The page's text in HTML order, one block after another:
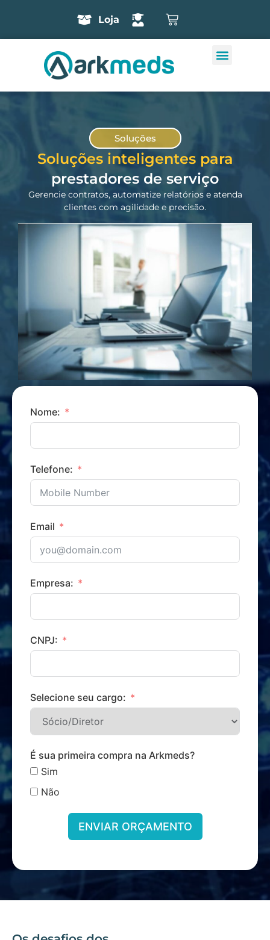
Loja
Soluções
Soluções inteligentes para
prestadores de serviço
Gerencie contratos, automatize relatórios e atenda
clientes com agilidade e precisão.
Nome:
Telefone:
Email
Empresa:
CNPJ:
Selecione seu cargo:
É sua primeira compra na Arkmeds?
Sim
Não
ENVIAR ORÇAMENTO